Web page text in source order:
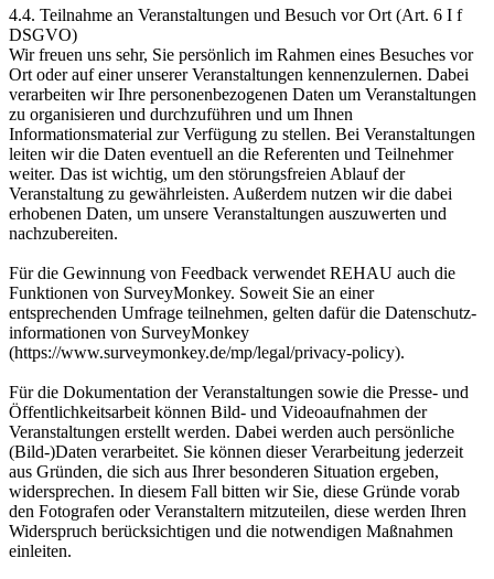
4.4. Teilnahme an Veranstaltungen und Besuch vor Ort (Art. 6 I f
DSGVO)
Wir freuen uns sehr, Sie persönlich im Rahmen eines Besuches vor
Ort oder auf einer unserer Veranstaltungen kennenzulernen. Dabei
verarbeiten wir Ihre personenbezogenen Daten um Veranstaltungen
zu organisieren und durchzuführen und um Ihnen
Informationsmaterial zur Verfügung zu stellen. Bei Veranstaltungen
leiten wir die Daten eventuell an die Referenten und Teilnehmer
weiter. Das ist wichtig, um den störungsfreien Ablauf der
Veranstaltung zu gewährleisten. Außerdem nutzen wir die dabei
erhobenen Daten, um unsere Veranstaltungen auszuwerten und
nachzubereiten.
Für die Gewinnung von Feedback verwendet REHAU auch die
Funktionen von SurveyMonkey. Soweit Sie an einer
entsprechenden Umfrage teilnehmen, gelten dafür die Datenschutz­
informationen von SurveyMonkey
(https://www.surveymonkey.de/mp/legal/privacy-policy).
Für die Dokumentation der Veranstaltungen sowie die Presse- und
Öffentlichkeitsarbeit können Bild- und Videoaufnahmen der
Veranstaltungen erstellt werden. Dabei werden auch persönliche
(Bild-)Daten verarbeitet. Sie können dieser Verarbeitung jederzeit
aus Gründen, die sich aus Ihrer besonderen Situation ergeben,
widersprechen. In diesem Fall bitten wir Sie, diese Gründe vorab
den Fotografen oder Veranstaltern mitzuteilen, diese werden Ihren
Widerspruch berücksichtigen und die notwendigen Maßnahmen
einleiten.